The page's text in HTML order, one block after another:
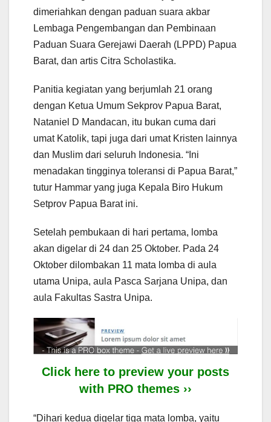
dimeriahkan dengan paduan suara akbar
Lembaga Pengembangan dan Pembinaan
Paduan Suara Gerejawi Daerah (LPPD) Papua
Barat, dan artis Citra Scholastika.
Panitia kegiatan yang berjumlah 21 orang
dengan Ketua Umum Sekprov Papua Barat,
Nataniel D Mandacan, itu bukan cuma dari
umat Katolik, tapi juga dari umat Kristen lainnya
dan Muslim dari seluruh Indonesia. “Ini
menadakan tingginya toleransi di Papua Barat,”
tutur Hammar yang juga Kepala Biro Hukum
Setprov Papua Barat ini.
Setelah pembukaan di hari pertama, lomba
akan digelar di 24 dan 25 Oktober. Pada 24
Oktober dilombakan 11 mata lomba di aula
utama Unipa, aula Pasca Sarjana Unipa, dan
aula Fakultas Sastra Unipa.
Click here to preview your posts
with PRO themes ››
“Dihari kedua digelar tiga mata lomba, yaitu